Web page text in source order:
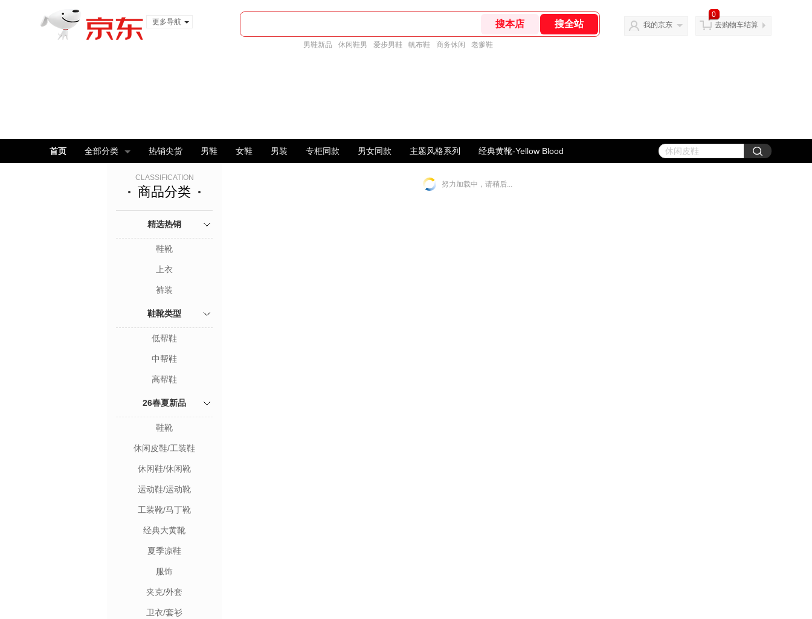
更多导航
男鞋新品 休闲鞋男 爱步男鞋 帆布鞋 商务休闲 老爹鞋
我的京东
0
去购物车结算
首页 全部分类 热销尖货 男鞋 女鞋 男装 专柜同款 男女同款 主题风格系列 经典黄靴-Yellow Blood
CLASSIFICATION
商品分类
精选热销
鞋靴
上衣
裤装
鞋靴类型
低帮鞋
中帮鞋
高帮鞋
26春夏新品
鞋靴
休闲皮鞋/工装鞋
休闲鞋/休闲靴
运动鞋/运动靴
工装靴/马丁靴
经典大黄靴
夏季凉鞋
服饰
夹克/外套
卫衣/套衫
努力加载中，请稍后...